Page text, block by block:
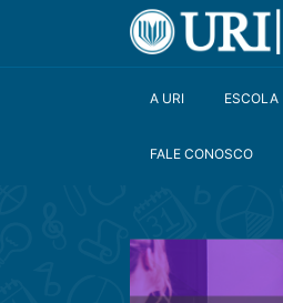
A URI ESCOLA
FALE CONOSCO